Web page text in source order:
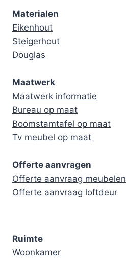
Materialen
Eikenhout
Steigerhout
Douglas
Maatwerk
Maatwerk informatie
Bureau op maat
Boomstamtafel op maat
Tv meubel op maat
Offerte aanvragen
Offerte aanvraag meubelen
Offerte aanvraag loftdeur
Ruimte
Woonkamer